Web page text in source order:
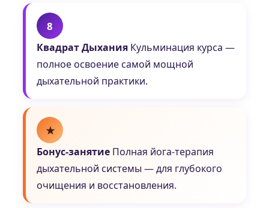
8
Квадрат Дыхания Кульминация курса —
полное освоение самой мощной
дыхательной практики.
★
Бонус-занятие Полная йога-терапия
дыхательной системы — для глубокого
очищения и восстановления.